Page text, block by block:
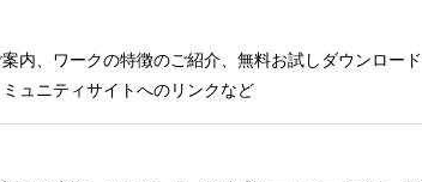
内、ワークの特徴のご紹介、無料お試しダウンロー
ュニティサイトへのリンクなど